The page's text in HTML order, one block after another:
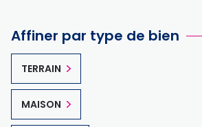
Affiner par type de bien
TERRAIN
MAISON